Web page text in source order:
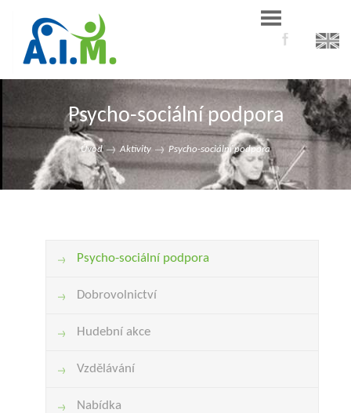
Psycho-sociální podpora
Úvod Aktivity Psycho-sociální podpora
Psycho-sociální podpora
Dobrovolnictví
Hudební akce
Vzdělávání
Nabídka